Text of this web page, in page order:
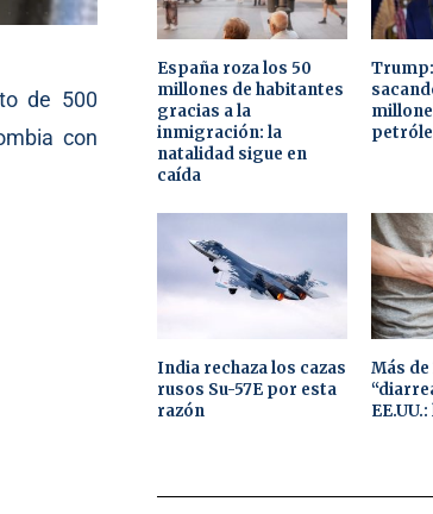
de 500
con
España roza los 50
millones de habitantes
gracias a la
inmigración: la
natalidad sigue en
caída
India rechaza los cazas
rusos Su-57E por esta
razón
Más de